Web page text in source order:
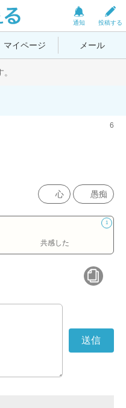
投稿する
通知
マイページ メール
6
心 愚痴
1
共感した